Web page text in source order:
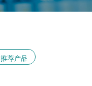
推荐产品